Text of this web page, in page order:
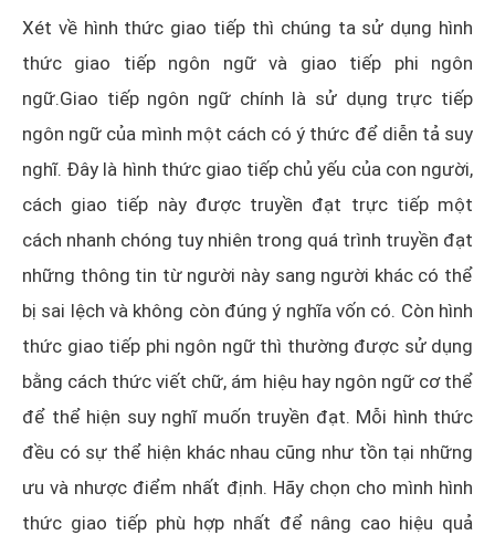
Xét về hình thức giao tiếp thì chúng ta sử dụng hình
thức giao tiếp ngôn ngữ và giao tiếp phi ngôn
ngữ.Giao tiếp ngôn ngữ chính là sử dụng trực tiếp
ngôn ngữ của mình một cách có ý thức để diễn tả suy
nghĩ. Đây là hình thức giao tiếp chủ yếu của con người,
cách giao tiếp này được truyền đạt trực tiếp một
cách nhanh chóng tuy nhiên trong quá trình truyền đạt
những thông tin từ người này sang người khác có thể
bị sai lệch và không còn đúng ý nghĩa vốn có. Còn hình
thức giao tiếp phi ngôn ngữ thì thường được sử dụng
bằng cách thức viết chữ, ám hiệu hay ngôn ngữ cơ thể
để thể hiện suy nghĩ muốn truyền đạt. Mỗi hình thức
đều có sự thể hiện khác nhau cũng như tồn tại những
ưu và nhược điểm nhất định. Hãy chọn cho mình hình
thức giao tiếp phù hợp nhất để nâng cao hiệu quả